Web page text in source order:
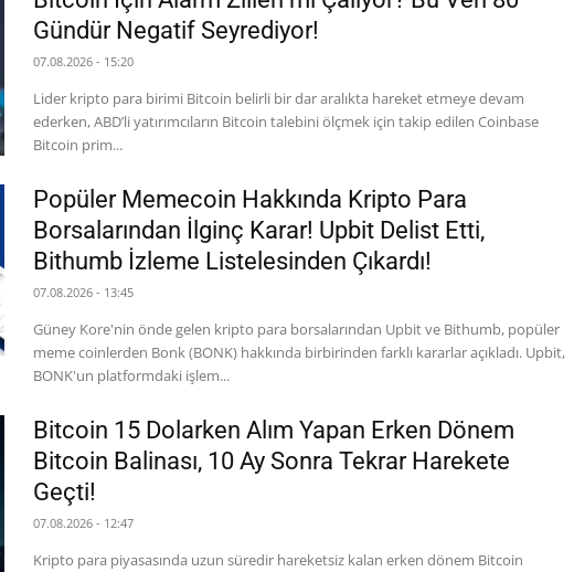
Gündür Negatif Seyrediyor!
07.08.2026 - 15:20
Lider kripto para birimi Bitcoin belirli bir dar aralıkta hareket etmeye devam
ederken, ABD’li yatırımcıların Bitcoin talebini ölçmek için takip edilen Coinbase
Bitcoin prim...
Popüler Memecoin Hakkında Kripto Para
Borsalarından İlginç Karar! Upbit Delist Etti,
Bithumb İzleme Listelesinden Çıkardı!
07.08.2026 - 13:45
Güney Kore'nin önde gelen kripto para borsalarından Upbit ve Bithumb, popüler
meme coinlerden Bonk (BONK) hakkında birbirinden farklı kararlar açıkladı. Upbit,
BONK'un platformdaki işlem...
Bitcoin 15 Dolarken Alım Yapan Erken Dönem
Bitcoin Balinası, 10 Ay Sonra Tekrar Harekete
Geçti!
07.08.2026 - 12:47
Kripto para piyasasında uzun süredir hareketsiz kalan erken dönem Bitcoin